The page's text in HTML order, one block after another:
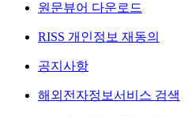
원문뷰어 다운로드
RISS 개인정보 재동의
공지사항
해외전자정보서비스 검색